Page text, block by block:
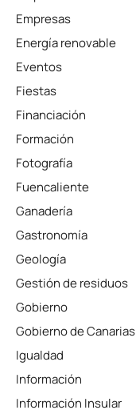
Empresas
Energía renovable
Eventos
Fiestas
Financiación
Formación
Fotografía
Fuencaliente
Ganadería
Gastronomía
Geología
Gestión de residuos
Gobierno
Gobierno de Canarias
Igualdad
Información
Información Insular